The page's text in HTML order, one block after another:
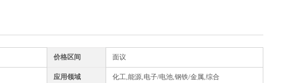
价格区间 面议
应用领域 化工,能源,电子/电池,钢铁/金属,综合